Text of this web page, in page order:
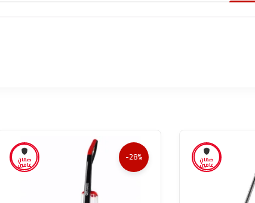
ضمان
عامين
ضمان
عامين
-28%